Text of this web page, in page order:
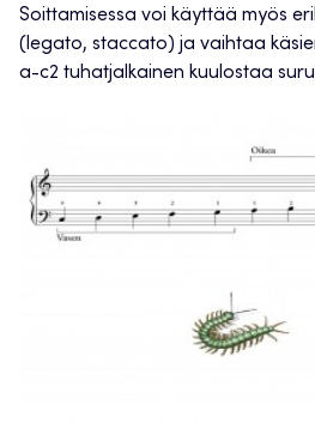
Soittamisessa voi käyttää myös
(legato, staccato) ja vaihtaa
a-c2 tuhatjalkainen kuulostaa